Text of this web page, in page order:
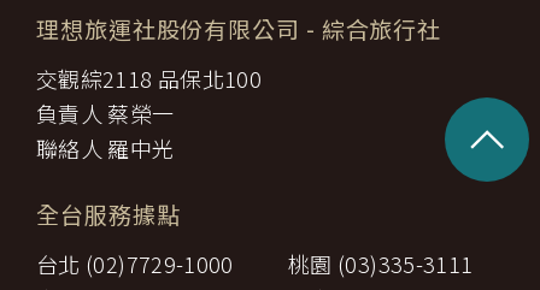
理想旅運社股份有限公司 - 綜合旅行社
交觀綜2118 品保北100
負責人 蔡榮一
聯絡人 羅中光
全台服務據點
台北 (02)7729-1000
桃園 (03)335-3111
^